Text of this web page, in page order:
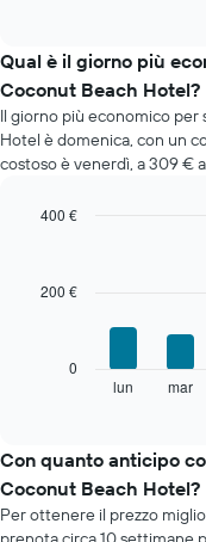
il
prezzo
medio
di
una
camera
mese
ha
Il
grafico
ha
1
Qual è il giorno più
Coconut Beach Hotel?
Il giorno più economico per
Hotel è domenica, con un
costoso è venerdì, a 309 €
il
prezzo
medio
di
lun mar
0
200 €
400 €
Con quanto anticipo
Coconut Beach Hotel?
Per ottenere il prezzo